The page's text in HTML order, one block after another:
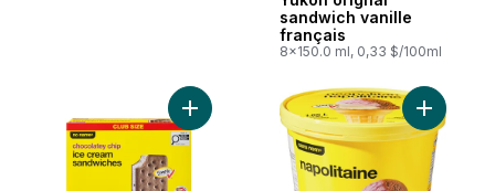
sandwich vanille
français
8x150.0 ml, 0,33 $/100ml
Ajouter Sandwichs à la crème glacée
Ajouter